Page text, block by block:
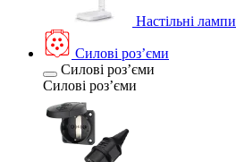
Настільні лампи
Силові розʼєми
Силові розʼєми
Силові розʼєми